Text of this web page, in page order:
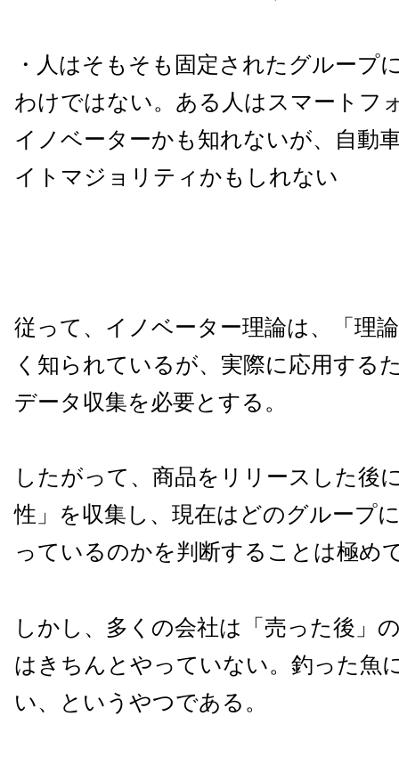
・人はそもそも固定されたグループ
わけではない。ある人はスマートフ
イノベーターかも知れないが、自動
イトマジョリティかもしれない
従って、イノベーター理論は、「理
く知られているが、実際に応用する
データ収集を必要とする。
したがって、商品をリリースした後
性」を収集し、現在はどのグループ
っているのかを判断することは極め
しかし、多くの会社は「売った後」
はきちんとやっていない。釣った魚
い、というやつである。